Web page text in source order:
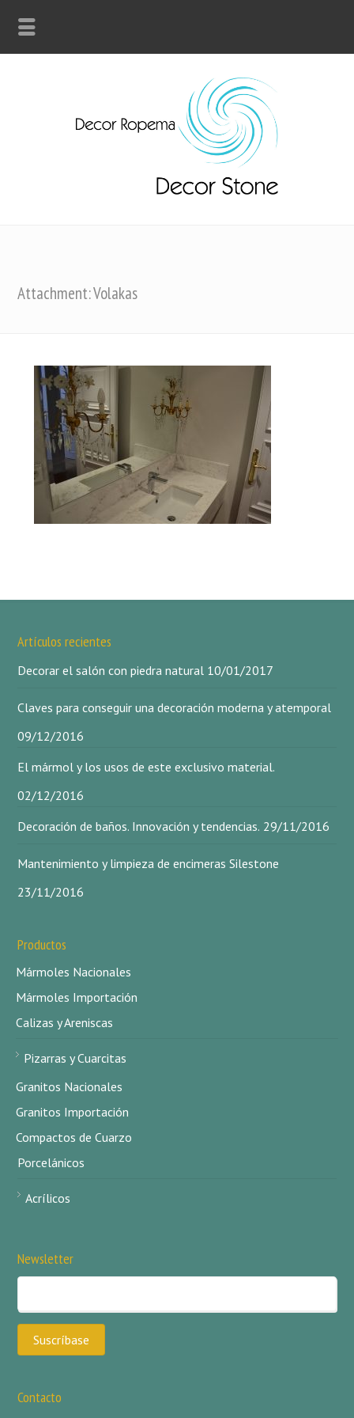
Attachment: Volakas
Artículos recientes
Decorar el salón con piedra natural 10/01/2017
Claves para conseguir una decoración moderna y atemporal
09/12/2016
El mármol y los usos de este exclusivo material.
02/12/2016
Decoración de baños. Innovación y tendencias. 29/11/2016
Mantenimiento y limpieza de encimeras Silestone
23/11/2016
Productos
Mármoles Nacionales
Mármoles Importación
Calizas y Areniscas
Pizarras y Cuarcitas
Granitos Nacionales
Granitos Importación
Compactos de Cuarzo
Porcelánicos
Acrílicos
Newsletter
Contacto